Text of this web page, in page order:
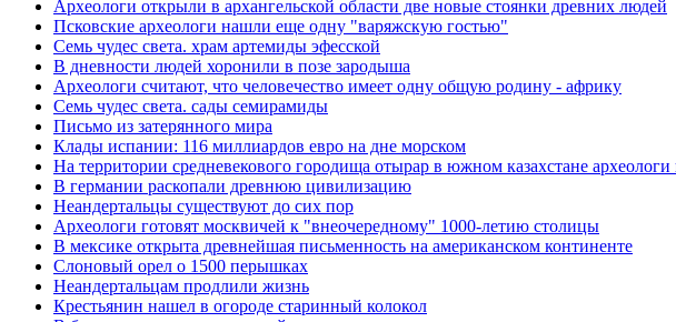
Археологи открыли в архангельской области две новые стоянки древних людей
Псковские археологи нашли еще одну "варяжскую гостью"
Семь чудес света. храм артемиды эфесской
В дневности людей хоронили в позе зародыша
Археологи считают, что человечество имеет одну общую родину - африку
Семь чудес света. сады семирамиды
Письмо из затерянного мира
Клады испании: 116 миллиардов евро на дне морском
На территории средневекового городища отырар в южном казахстане
В германии раскопали древнюю цивилизацию
Неандертальцы существуют до сих пор
Археологи готовят москвичей к "внеочередному" 1000-летию столицы
В мексике открыта древнейшая письменность на американском континенте
Слоновый орел о 1500 перышках
Неандертальцам продлили жизнь
Крестьянин нашел в огороде старинный колокол